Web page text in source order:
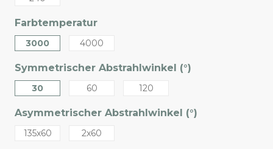
Farbtemperatur
3000 4000
Symmetrischer Abstrahlwinkel (°)
30 60 120
Asymmetrischer Abstrahlwinkel (°)
135x60 2x60